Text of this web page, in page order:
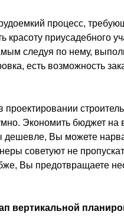
процесс,
красоту приусадебного
следуя по нему,
есть возможность
Экономить бюджет на
дешевле, Вы можете
советуют не
Вы предотвращаете
вертикальной